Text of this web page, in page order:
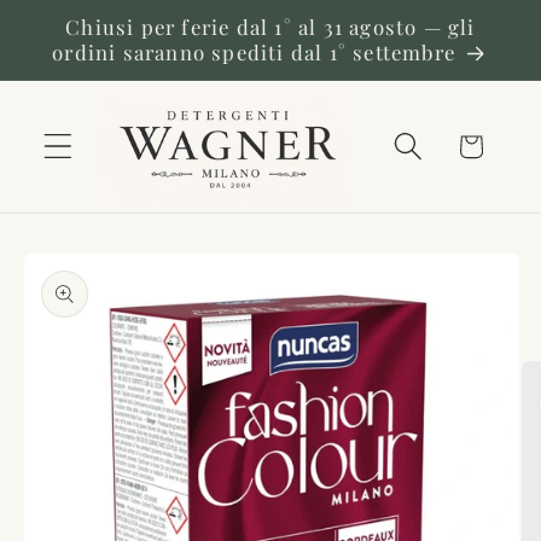
direttamente
ai contenuti
Chiusi per ferie dal 1° al 31 agosto — gli
ordini saranno spediti dal 1° settembre
Carrello
informazioni
sul prodotto